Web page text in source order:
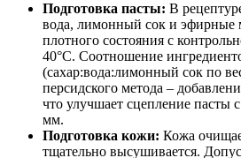
Подготовка пасты: В
вода, лимонный сок и эфирные
плотного состояния с
40°С. Соотношение
(сахар:вода:лимонный сок по
персидского метода –
что улучшает сцепление пасты
мм.
Подготовка кожи: Кожа
тщательно высушивается.